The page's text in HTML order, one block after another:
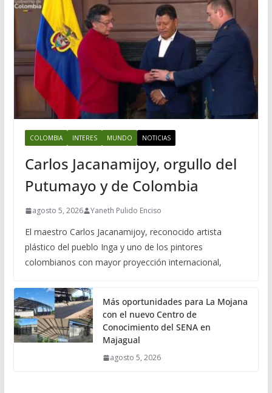
COLOMBIA INTERES MUNDO NOTICIAS
Carlos Jacanamijoy, orgullo del
Putumayo y de Colombia
agosto 5, 2026 Yaneth Pulido Enciso
El maestro Carlos Jacanamijoy, reconocido artista
plástico del pueblo Inga y uno de los pintores
colombianos con mayor proyección internacional,
Más oportunidades para La Mojana
con el nuevo Centro de
Conocimiento del SENA en
Majagual
agosto 5, 2026